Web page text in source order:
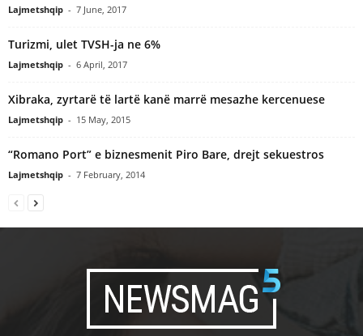
Lajmetshqip - 7 June, 2017
Turizmi, ulet TVSH-ja ne 6%
Lajmetshqip - 6 April, 2017
Xibraka, zyrtarë të lartë kanë marrë mesazhe kercenuese
Lajmetshqip - 15 May, 2015
“Romano Port” e biznesmenit Piro Bare, drejt sekuestros
Lajmetshqip - 7 February, 2014